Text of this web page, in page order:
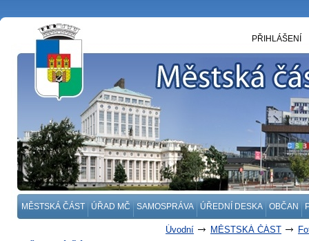
MĚSTSKÁ ČÁST ÚŘAD MČ SAMOSPRÁVA ÚŘEDNÍ DESKA OBČAN
PŘIHLÁŠENÍ
Úvodní MĚSTSKÁ ČÁST